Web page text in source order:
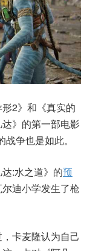
形2》和《真实的
》的第一部电影
争也是如此。
:水之道》的预
迪小学发生了枪
卡麦隆认为自己